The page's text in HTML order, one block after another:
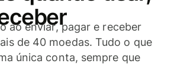
ao enviar, pagar e receber
de 40 moedas. Tudo o que
única conta, sempre que